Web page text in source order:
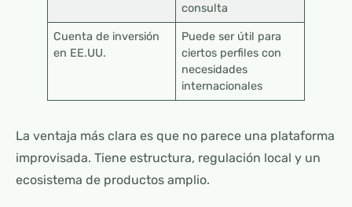
consulta
Cuenta de inversión
en EE.UU.
Puede ser útil para
ciertos perfiles con
necesidades
internacionales
La ventaja más clara es que no parece una plataforma
improvisada. Tiene estructura, regulación local y un
ecosistema de productos amplio.